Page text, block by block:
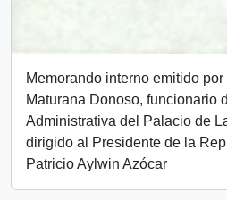
Memorando interno emitido
Maturana Donoso, funcionario
Administrativa del Palacio de
dirigido al Presidente de la
Patricio Aylwin Azócar